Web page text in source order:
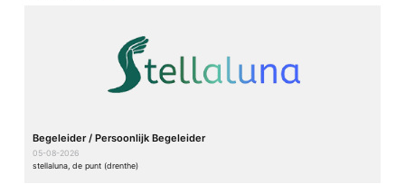
Begeleider / Persoonlijk Begeleider
05-08-2026
stellaluna, de punt (drenthe)